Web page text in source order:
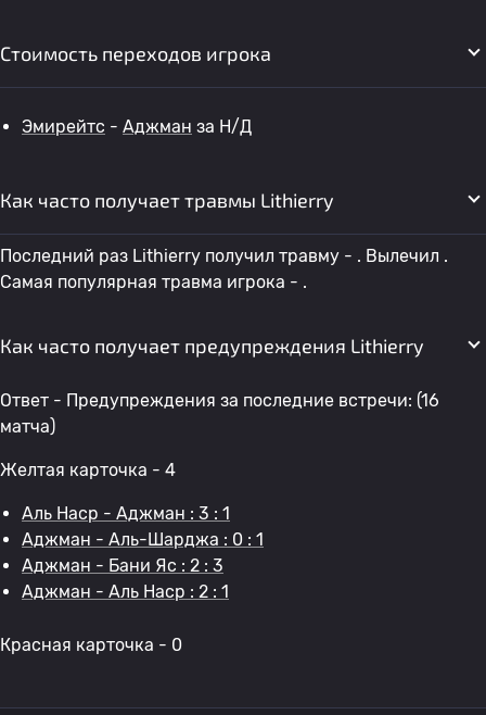
Стоимость переходов игрока
Эмирейтс - Аджман за Н/Д
Как часто получает травмы Lithierry
Последний раз Lithierry получил травму - . Вылечил .
Самая популярная травма игрока - .
Как часто получает предупреждения Lithierry
Ответ - Предупреждения за последние встречи: (16
матча)
Желтая карточка - 4
Аль Наср - Аджман : 3 : 1
Аджман - Аль-Шарджа : 0 : 1
Аджман - Бани Яс : 2 : 3
Аджман - Аль Наср : 2 : 1
Красная карточка - 0